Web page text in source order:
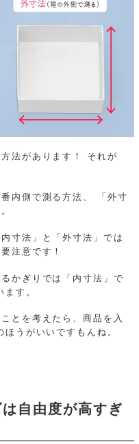
法があります！
それが
内側で測る方法、
「外寸
寸法」と「外寸法」では
注意です！
かぎりでは「内寸法」で
す。
とを考えたら、商品を入
うがいいですもんね。
自由度が高すぎ